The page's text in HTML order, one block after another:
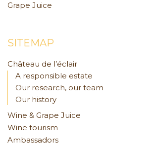
Grape Juice
SITEMAP
Château de l’éclair
A responsible estate
Our research, our team
Our history
Wine & Grape Juice
Wine tourism
Ambassadors